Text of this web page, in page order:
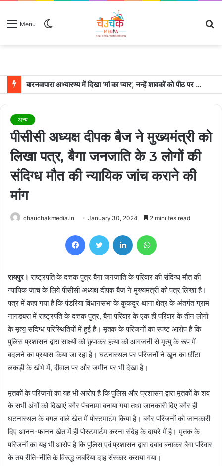
Menu
बारनवापारा अभ्यारण्य में दिखा ‘मां का प्यार’, नन्हें शावकों को पीठ पर बैठाकर घूमती दिखी मादा भालू
अन्य
पीसीसी अध्यक्ष दीपक बैज ने मुख्यमंत्री को
लिखा पत्र, बैगा जनजाति के 3 लोगों की
संदिग्ध मौत की न्यायिक जांच कराने की
मांग
chauchakmedia.in January 30, 2024 2 minutes read
FacebookTwitter LinkedIn
रायपुर। राष्ट्रपति के दत्तक पुत्र बैगा जनजाति के परिवार की संदिग्ध मौत की
न्यायिक जांच के लिये पीसीसी अध्यक्ष दीपक बैज ने मुख्यमंत्री को पत्र लिखा है।
पत्र में कहा गया है कि पंडरिया विधानसभा के कुकदुर थाना क्षेत्र के अंतर्गत ग्राम
नागडबरा में राष्ट्रपति के दत्तक पुत्र, बैगा परिवार के एक ही परिवार के तीन लोगों
के मृत्यु संदिग्ध परिस्थितियों में हुई है। मृतक के परिजनों का स्पष्ट आरोप है कि
पुलिस प्रशासन द्वारा साक्ष्यों को छुपाकर हत्या को आगजनी से मृत्यु के रूप में
बदलने का प्रयास किया जा रहा है। घटनास्थल पर परिजनों ने खून का छींटा
लकड़ी के खंभे में, दीवाल पर और जमीन पर भी देखा है।
मृतकों के परिजनों का यह भी आरोप है कि पुलिस और प्रशासन द्वारा मृतकों के शव
के सभी अंगों को दिखाएं बगैर पंचनामा बनाया गया तथा जानकारी दिए बगैर ही
घटनास्थल के बगल वाले खेत में पोस्टमार्टम किया है। बगैर परिजनों को जानकारी
दिए आनन-फानन खेत में ही पोस्टमार्टम करना संदेह के दायरे में है। मृतक के
परिजनों का यह भी आरोप है कि पुलिस एवं प्रशासन द्वारा दबाव बनाकर बैगा परिवार
के तय रीति-नीति के विरुद्ध जबरिया दाह संस्कार कराया गया।